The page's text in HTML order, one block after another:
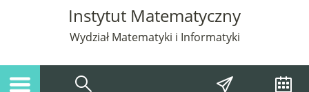
Instytut Matematyczny
Wydział Matematyki i Informatyki